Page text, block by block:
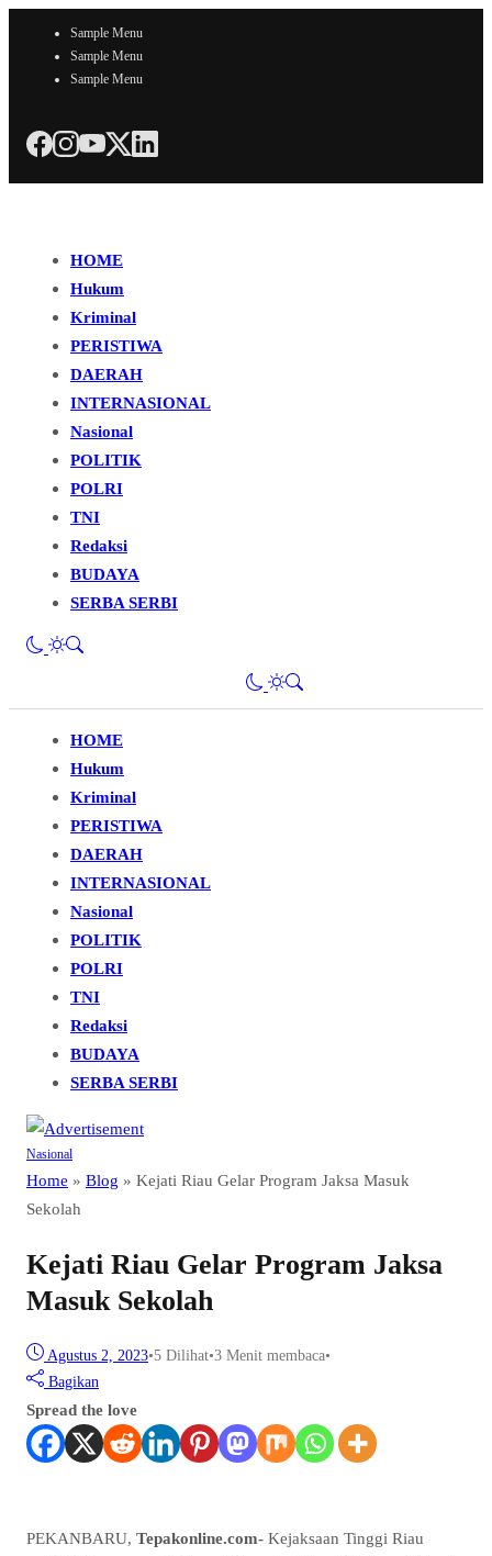
Sample Menu
Sample Menu
Sample Menu
HOME
Hukum
Kriminal
PERISTIWA
DAERAH
INTERNASIONAL
Nasional
POLITIK
POLRI
TNI
Redaksi
BUDAYA
SERBA SERBI
HOME
Hukum
Kriminal
PERISTIWA
DAERAH
INTERNASIONAL
Nasional
POLITIK
POLRI
TNI
Redaksi
BUDAYA
SERBA SERBI
Nasional
Home » Blog » Kejati Riau Gelar Program Jaksa Masuk
Sekolah
Kejati Riau Gelar Program Jaksa
Masuk Sekolah
Agustus 2, 2023•5 Dilihat•3 Menit membaca•
Bagikan
Spread the love
PEKANBARU, Tepakonline.com- Kejaksaan Tinggi Riau